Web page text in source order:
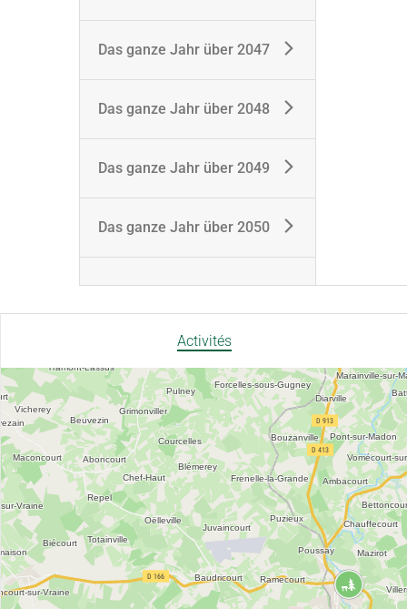
Das ganze Jahr über 2047
Das ganze Jahr über 2048
Das ganze Jahr über 2049
Das ganze Jahr über 2050
Activités